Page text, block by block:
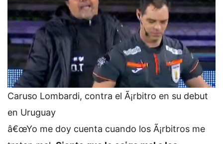
Caruso Lombardi, contra el Ã¡rbitro en su debut
en Uruguay
â€œYo me doy cuenta cuando los Ã¡rbitros me